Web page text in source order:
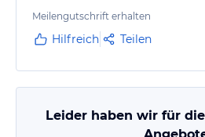
Meilengutschrift erhalten
Hilfreich Teilen
Leider haben wir für